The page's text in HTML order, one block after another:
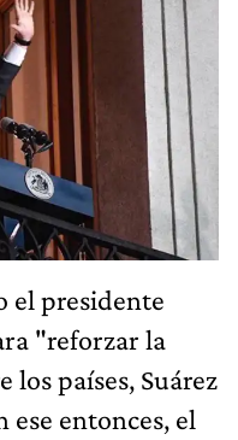
el presidente
"reforzar la
los países, Suárez
entonces, el